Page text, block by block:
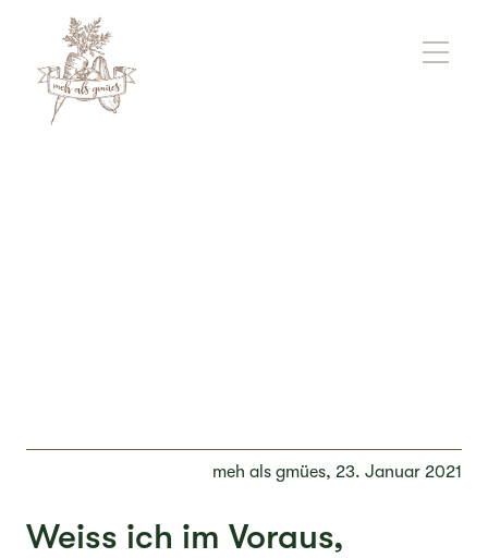
meh als gmües, 23. Januar 2021
Weiss ich im Voraus,